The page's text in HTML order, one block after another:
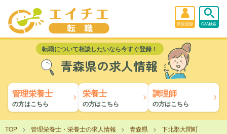
新規登録 Q&A検索
転職について相談したいなら今すぐ登録！
青森県の求人情報
管理栄養士
の方はこちら
栄養士
の方はこちら
調理師
の方はこちら
TOP 管理栄養士・栄養士の求人情報 青森県 下北郡大間町